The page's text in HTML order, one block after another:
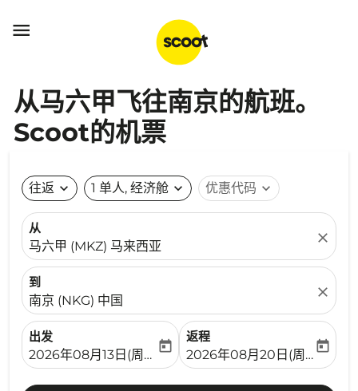

从马六甲飞往南京的航班。
Scoot的机票
往返 expand_more 1 单人, 经济舱 expand_more 优惠代码 expand_more
从
马六甲 (MKZ) 马来西亚
close
到
南京 (NKG) 中国
close
出发
fc-booking-departure-date-aria-label
2026年08月13日(周四)
today
返程
fc-booking-return-date-
2026年08月20日(周四)
today